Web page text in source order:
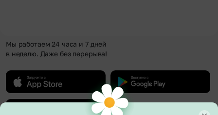
Мы работаем 24 часа и 7 дней
в неделю. Даже без перерыва!